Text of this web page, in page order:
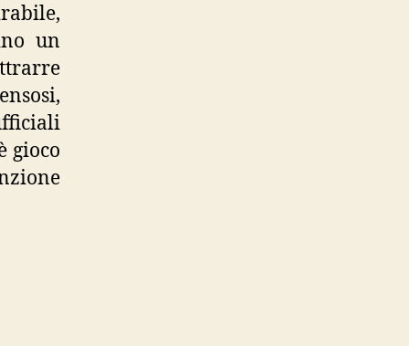
un
gioco